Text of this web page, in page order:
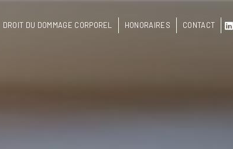
DROIT DU DOMMAGE CORPOREL HONORAIRES CONTACT